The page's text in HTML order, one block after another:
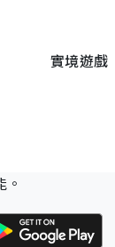
實境遊戲